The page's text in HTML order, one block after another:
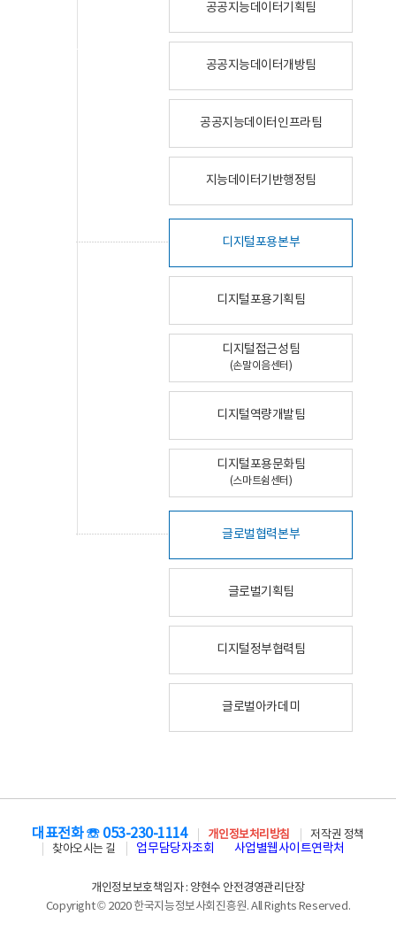
공공지능데이터기획팀
공공지능데이터개방팀
공공지능데이터인프라팀
지능데이터기반행정팀
디지털포용본부
디지털포용기획팀
디지털접근성팀
(손말이음센터)
디지털역량개발팀
디지털포용문화팀
(스마트쉼센터)
글로벌협력본부
글로벌기획팀
디지털정부협력팀
글로벌아카데미
대표전화 ☏ 053-230-1114 개인정보처리방침
저작권 정책
찾아오시는 길
업무담당자조회 사업별웹사이트연락처
개인정보보호책임자 : 양현수 안전경영관리단장
Copyright © 2020 한국지능정보사회진흥원. All Rights Reserved.